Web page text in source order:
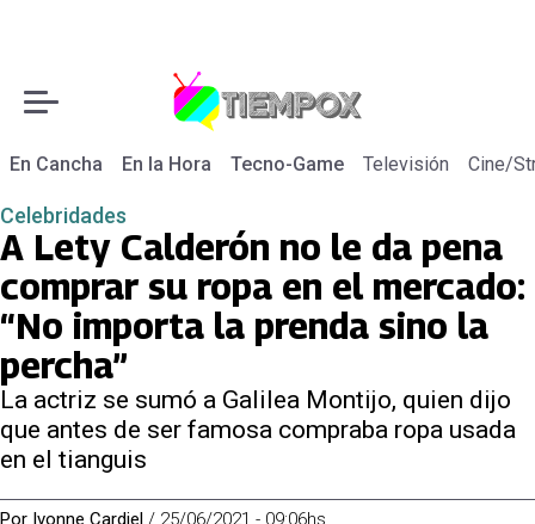
En Cancha En la Hora Tecno-Game Televisión Cine/
Celebridades
A Lety Calderón no le da pena
comprar su ropa en el mercado:
“No importa la prenda sino la
percha”
La actriz se sumó a Galilea Montijo, quien dijo
que antes de ser famosa compraba ropa usada
en el tianguis
Por Ivonne Cardiel / 25/06/2021 - 09:06hs